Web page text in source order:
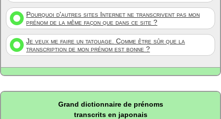
Pourquoi d'autres sites Internet ne transcrivent pas mon
prénom de la même façon que dans ce site ?
Je veux me faire un tatouage. Comme être sûr que la
transcription de mon prénom est bonne ?
Grand dictionnaire de prénoms
transcrits en japonais